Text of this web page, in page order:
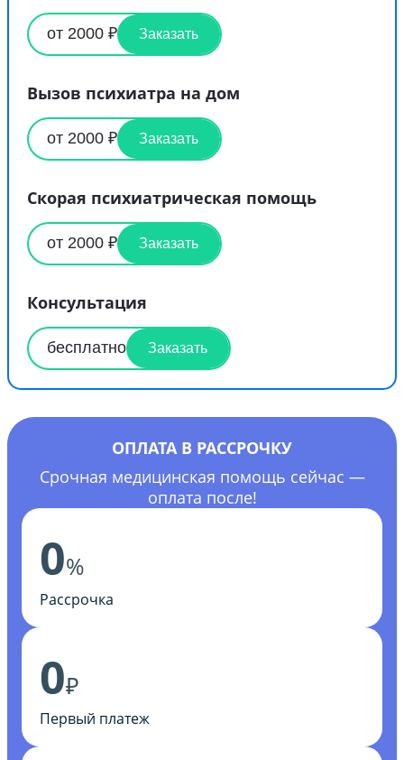
от 2000 ₽ Заказать
Вызов психиатра на дом
от 2000 ₽ Заказать
Скорая психиатрическая помощь
от 2000 ₽ Заказать
Консультация
бесплатно Заказать
ОПЛАТА В РАССРОЧКУ
Срочная медицинская помощь сейчас —
оплата после!
0%
Рассрочка
0₽
Первый платеж